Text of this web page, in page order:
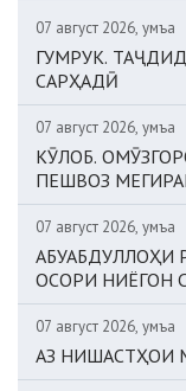
07 август 2026, Ҷумъа
ГУМРУК.
САРҲАДӢ
07 август 2026, Ҷумъа
КӮЛОБ.
ПЕШВОЗ
07 август 2026, Ҷумъа
АБУАБДУЛЛОҲИ
ОСОРИ НИЁГОН
07 август 2026, Ҷумъа
АЗ НИШАСТҲОИ